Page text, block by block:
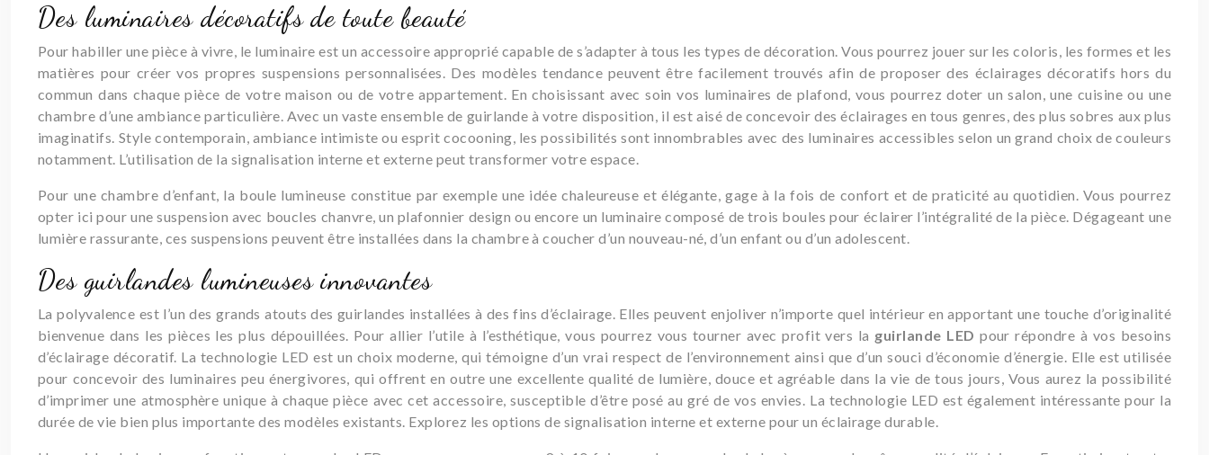
Des luminaires décoratifs de toute beauté
Pour habiller une pièce à vivre, le luminaire est un accessoire approprié capable de s’adapter à tous les types de décoration. Vous pourrez jouer sur les coloris, les formes et les
matières pour créer vos propres suspensions personnalisées. Des modèles tendance peuvent être facilement trouvés afin de proposer des éclairages décoratifs hors du
commun dans chaque pièce de votre maison ou de votre appartement. En choisissant avec soin vos luminaires de plafond, vous pourrez doter un salon, une cuisine ou une
chambre d’une ambiance particulière. Avec un vaste ensemble de guirlande à votre disposition, il est aisé de concevoir des éclairages en tous genres, des plus sobres aux plus
imaginatifs. Style contemporain, ambiance intimiste ou esprit cocooning, les possibilités sont innombrables avec des luminaires accessibles selon un grand choix de couleurs
notamment. L’utilisation de la signalisation interne et externe peut transformer votre espace.
Pour une chambre d’enfant, la boule lumineuse constitue par exemple une idée chaleureuse et élégante, gage à la fois de confort et de praticité au quotidien. Vous pourrez
opter ici pour une suspension avec boucles chanvre, un plafonnier design ou encore un luminaire composé de trois boules pour éclairer l’intégralité de la pièce. Dégageant une
lumière rassurante, ces suspensions peuvent être installées dans la chambre à coucher d’un nouveau-né, d’un enfant ou d’un adolescent.
Des guirlandes lumineuses innovantes
La polyvalence est l’un des grands atouts des guirlandes installées à des fins d’éclairage. Elles peuvent enjoliver n’importe quel intérieur en apportant une touche d’originalité
bienvenue dans les pièces les plus dépouillées. Pour allier l’utile à l’esthétique, vous pourrez vous tourner avec profit vers la guirlande LED pour répondre à vos besoins
d’éclairage décoratif. La technologie LED est un choix moderne, qui témoigne d’un vrai respect de l’environnement ainsi que d’un souci d’économie d’énergie. Elle est utilisée
pour concevoir des luminaires peu énergivores, qui offrent en outre une excellente qualité de lumière, douce et agréable dans la vie de tous jours, Vous aurez la possibilité
d’imprimer une atmosphère unique à chaque pièce avec cet accessoire, susceptible d’être posé au gré de vos envies. La technologie LED est également intéressante pour la
durée de vie bien plus importante des modèles existants. Explorez les options de signalisation interne et externe pour un éclairage durable.